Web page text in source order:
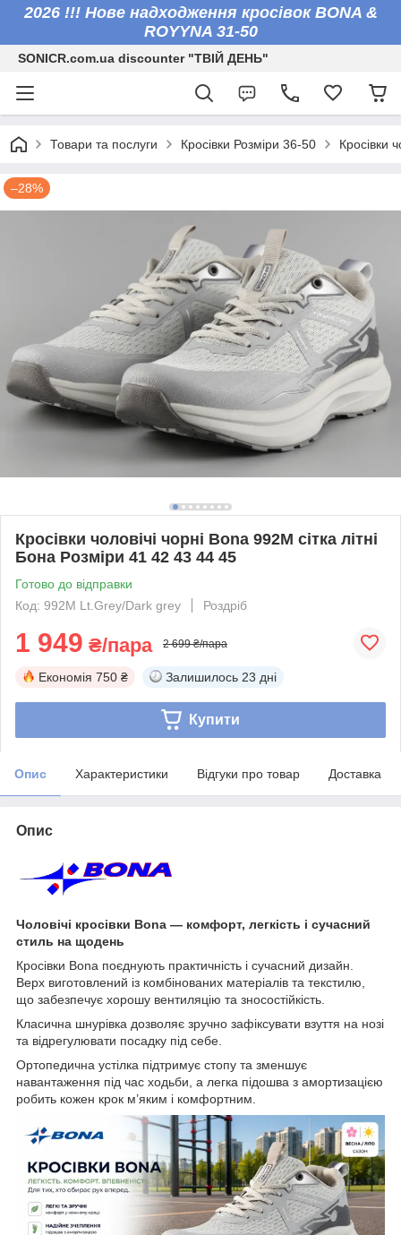
2026 !!! Нове надходження кросівок BONA &
ROYYNA 31-50
SONICR.com.ua discounter "ТВІЙ ДЕНЬ"
Товари та послуги Кросівки Розміри 36-50 Кросівки
–28%
Кросівки чоловічі чорні Bona 992M сітка літні
Бона Розміри 41 42 43 44 45
Готово до відправки
Код: 992M Lt.Grey/Dark grey
Роздріб
1 949 ₴/пара 2 699 ₴/пара
Економія 750 ₴ Залишилось 23 дні
Купити
Опис Характеристики Відгуки про товар Доставка
Опис
Чоловічі кросівки Bona — комфорт, легкість і сучасний
стиль на щодень
Кросівки Bona поєднують практичність і сучасний дизайн.
Верх виготовлений із комбінованих матеріалів та текстилю,
що забезпечує хорошу вентиляцію та зносостійкість.
Класична шнурівка дозволяє зручно зафіксувати взуття на нозі
та відрегулювати посадку під себе.
Ортопедична устілка підтримує стопу та зменшує
навантаження під час ходьби, а легка підошва з амортизацією
робить кожен крок м’яким і комфортним.